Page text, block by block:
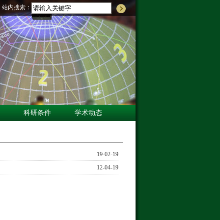
站内搜索：
科研条件 学术动态
19-02-19
12-04-19